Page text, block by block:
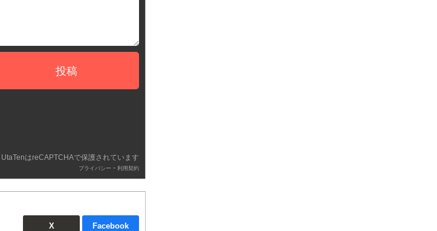
投稿
UtaTenはreCAPTCHAで保護されています
プライバシー - 利用契約
X Facebook